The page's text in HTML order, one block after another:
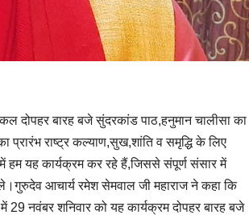
दोपहर बारह बजे सुंदरकांड पाठ,हनुमान चालीसा का
प्रारंभ राष्ट्र कल्याण,सुख,शांति व समृद्धि के लिए
हम यह कार्यक्रम कर रहे हैं,जिससे संपूर्ण संसार में
आचार्य रमेश सेमवाल जी महाराज ने कहा कि
29 नवंबर शनिवार को यह कार्यक्रम दोपहर बारह बजे